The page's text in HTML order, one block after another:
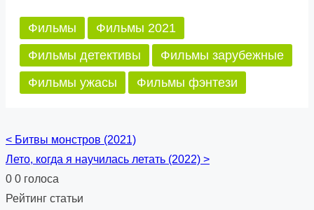
Фильмы
Фильмы 2021
Фильмы детективы
Фильмы зарубежные
Фильмы ужасы
Фильмы фэнтези
Posts
navigation
< Битвы монстров (2021)
Лето, когда я научилась летать (2022) >
0 0 голоса
Рейтинг статьи